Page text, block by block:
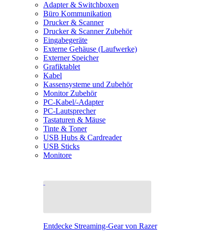
Adapter & Switchboxen
Büro Kommunikation
Drucker & Scanner
Drucker & Scanner Zubehör
Eingabegeräte
Externe Gehäuse (Laufwerke)
Externer Speicher
Grafiktablet
Kabel
Kassensysteme und Zubehör
Monitor Zubehör
PC-Kabel/-Adapter
PC-Lautsprecher
Tastaturen & Mäuse
Tinte & Toner
USB Hubs & Cardreader
USB Sticks
Monitore
Entdecke Streaming-Gear von Razer